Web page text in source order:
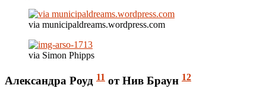
via municipaldreams.wordpress.com
via Simon Phipps
Александра Роуд 11 от Нив Браун 12